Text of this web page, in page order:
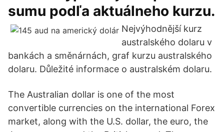
sumu podľa aktuálneho kurzu.
Nejvýhodnější kurz
australského dolaru v
bankách a směnárnách, graf kurzu australského
dolaru. Důležité informace o australském dolaru.
The Australian dollar is one of the most
convertible currencies on the international Forex
market, along with the U.S. dollar, the euro, the